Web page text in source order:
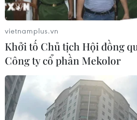
ASEAN góp phần thúc đẩy sớm mở
đi lại thuận lợi cho doanh nghiệp
vietnamplus.vn
Khởi tố Chủ tịch Hội đồng
Công ty cổ phần Mekolor